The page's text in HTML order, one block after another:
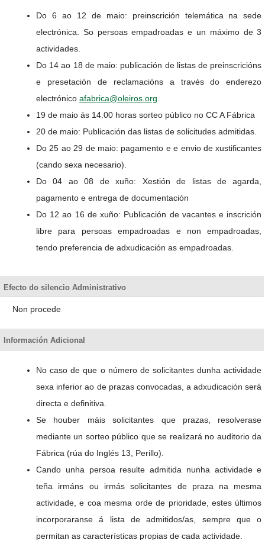
Do 6 ao 12 de maio: preinscrición telemática na sede
electrónica. So persoas empadroadas e un máximo de 3
actividades.
Do 14 ao 18 de maio: publicación de listas de preinscricións
e presetación de reclamacións a través do enderezo
electrónico afabrica@oleiros.org.
19 de maio ás 14.00 horas sorteo público no CC A Fábrica
20 de maio: Publicación das listas de solicitudes admitidas.
Do 25 ao 29 de maio: pagamento e e envio de xustificantes
(cando sexa necesario).
Do 04 ao 08 de xuño: Xestión de listas de agarda,
pagamento e entrega de documentación
Do 12 ao 16 de xuño: Publicación de vacantes e inscrición
libre para persoas empadroadas e non empadroadas,
tendo preferencia de adxudicación as empadroadas.
Efecto do silencio Administrativo
Non procede
Información Adicional
No caso de que o número de solicitantes dunha actividade
sexa inferior ao de prazas convocadas, a adxudicación será
directa e definitiva.
Se houber máis solicitantes que prazas, resolverase
mediante un sorteo público que se realizará no auditorio da
Fábrica (rúa do Inglés 13, Perillo).
Cando unha persoa resulte admitida nunha actividade e
teña irmáns ou irmás solicitantes de praza na mesma
actividade, e coa mesma orde de prioridade, estes últimos
incorporaranse á lista de admitidos/as, sempre que o
permitan as características propias de cada actividade.